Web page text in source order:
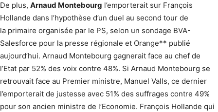
De plus, Arnaud Montebourg l’emporterait sur François
Hollande dans l’hypothèse d’un duel au second tour de
la primaire organisée par le PS, selon un sondage BVA-
Salesforce pour la presse régionale et Orange** publié
aujourd’hui. Arnaud Montebourg gagnerait face au chef de
l’Etat par 52% des voix contre 48%. Si Arnaud Montebourg se
retrouvait face au Premier ministre, Manuel Valls, ce dernier
l’emporterait de justesse avec 51% des suffrages contre 49%
pour son ancien ministre de l’Economie. François Hollande qui